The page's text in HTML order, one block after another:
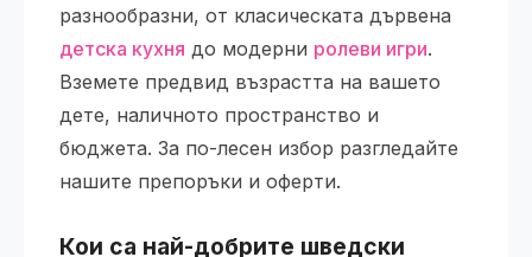
разнообразни, от класическата дървена
детска кухня до модерни ролеви игри.
Вземете предвид възрастта на вашето
дете, наличното пространство и
бюджета. За по-лесен избор разгледайте
нашите препоръки и оферти.
Кои са най-добрите шведски